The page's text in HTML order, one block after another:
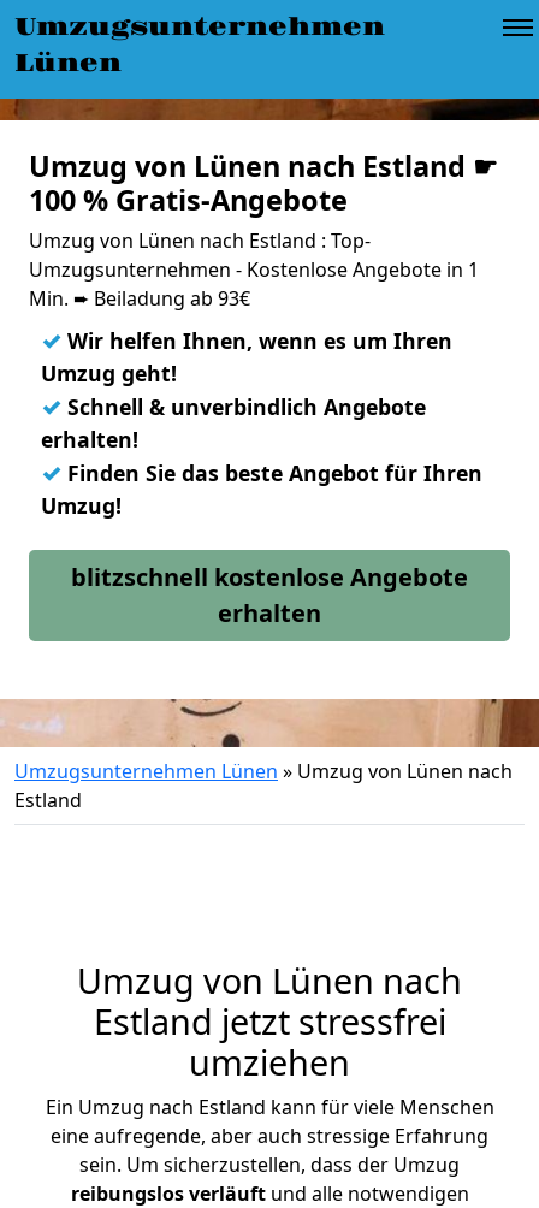
Umzugsunternehmen
Lünen
Umzug von Lünen nach Estland ☛
100 % Gratis-Angebote
Umzug von Lünen nach Estland : Top-
Umzugsunternehmen - Kostenlose Angebote in 1
Min. ➨ Beiladung ab 93€
✓ Wir helfen Ihnen, wenn es um Ihren
Umzug geht!
✓ Schnell & unverbindlich Angebote
erhalten!
✓ Finden Sie das beste Angebot für Ihren
Umzug!
blitzschnell kostenlose Angebote
erhalten
Umzugsunternehmen Lünen » Umzug von Lünen nach
Estland
Umzug von Lünen nach
Estland jetzt stressfrei
umziehen
Ein Umzug nach Estland kann für viele Menschen
eine aufregende, aber auch stressige Erfahrung
sein. Um sicherzustellen, dass der Umzug
reibungslos verläuftund alle notwendigen